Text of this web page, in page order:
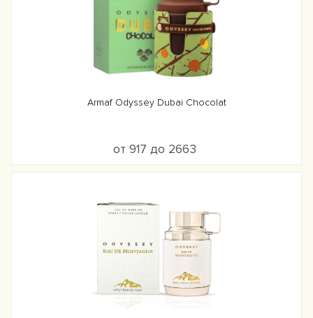
Armaf Odyssey Dubai Chocolat
от 917 до 2663